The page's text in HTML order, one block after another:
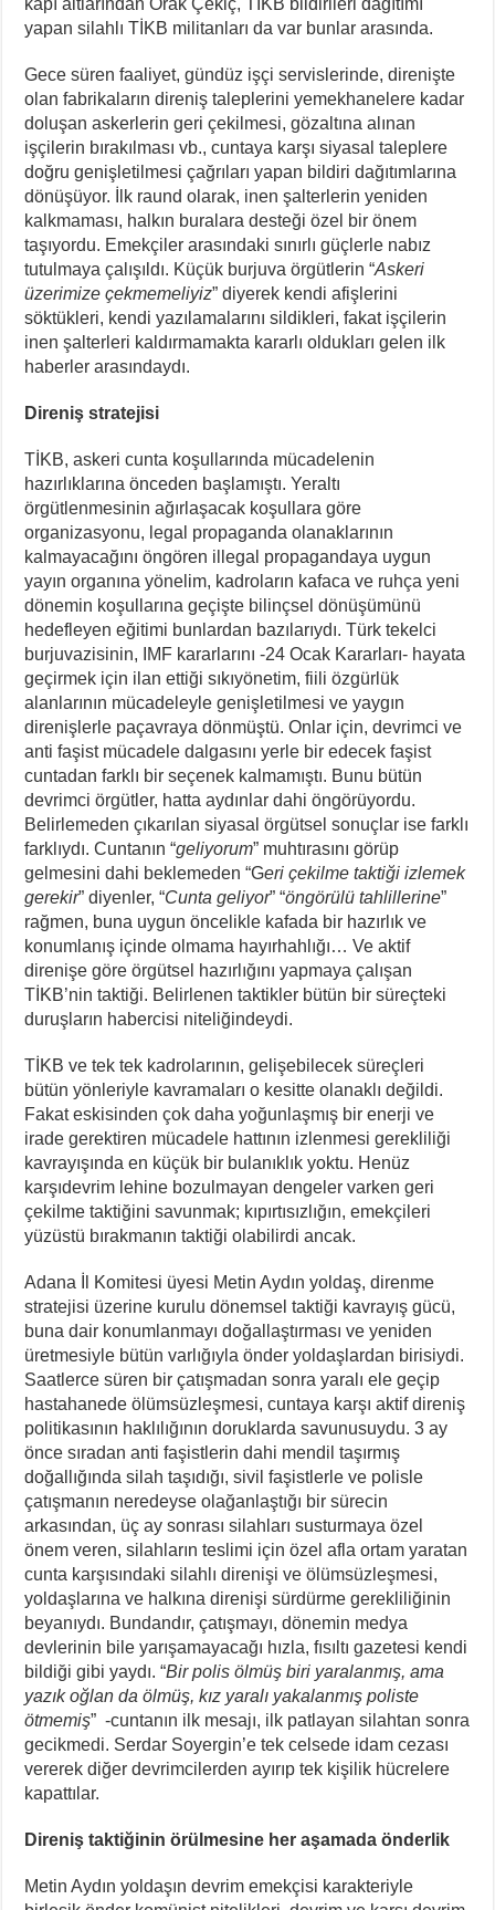
kapı altlarından Orak Çekiç, TİKB bildirileri dağıtımı
yapan silahlı TİKB militanları da var bunlar arasında.
Gece süren faaliyet, gündüz işçi servislerinde, direnişte
olan fabrikaların direniş taleplerini yemekhanelere kadar
doluşan askerlerin geri çekilmesi, gözaltına alınan
işçilerin bırakılması vb., cuntaya karşı siyasal taleplere
doğru genişletilmesi çağrıları yapan bildiri dağıtımlarına
dönüşüyor. İlk raund olarak, inen şalterlerin yeniden
kalkmaması, halkın buralara desteği özel bir önem
taşıyordu. Emekçiler arasındaki sınırlı güçlerle nabız
tutulmaya çalışıldı. Küçük burjuva örgütlerin “Askeri
üzerimize çekmemeliyiz” diyerek kendi afişlerini
söktükleri, kendi yazılamalarını sildikleri, fakat işçilerin
inen şalterleri kaldırmamakta kararlı oldukları gelen ilk
haberler arasındaydı.
Direniş stratejisi
TİKB, askeri cunta koşullarında mücadelenin
hazırlıklarına önceden başlamıştı. Yeraltı
örgütlenmesinin ağırlaşacak koşullara göre
organizasyonu, legal propaganda olanaklarının
kalmayacağını öngören illegal propagandaya uygun
yayın organına yönelim, kadroların kafaca ve ruhça yeni
dönemin koşullarına geçişte bilinçsel dönüşümünü
hedefleyen eğitimi bunlardan bazılarıydı. Türk tekelci
burjuvazisinin, IMF kararlarını -24 Ocak Kararları- hayata
geçirmek için ilan ettiği sıkıyönetim, fiili özgürlük
alanlarının mücadeleyle genişletilmesi ve yaygın
direnişlerle paçavraya dönmüştü. Onlar için, devrimci ve
anti faşist mücadele dalgasını yerle bir edecek faşist
cuntadan farklı bir seçenek kalmamıştı. Bunu bütün
devrimci örgütler, hatta aydınlar dahi öngörüyordu.
Belirlemeden çıkarılan siyasal örgütsel sonuçlar ise farklı
farklıydı. Cuntanın “geliyorum” muhtırasını görüp
gelmesini dahi beklemeden “Geri çekilme taktiği izlemek
gerekir” diyenler, “Cunta geliyor” “öngörülü tahlillerine”
rağmen, buna uygun öncelikle kafada bir hazırlık ve
konumlanış içinde olmama hayırhahlığı… Ve aktif
direnişe göre örgütsel hazırlığını yapmaya çalışan
TİKB’nin taktiği. Belirlenen taktikler bütün bir süreçteki
duruşların habercisi niteliğindeydi.
TİKB ve tek tek kadrolarının, gelişebilecek süreçleri
bütün yönleriyle kavramaları o kesitte olanaklı değildi.
Fakat eskisinden çok daha yoğunlaşmış bir enerji ve
irade gerektiren mücadele hattının izlenmesi gerekliliği
kavrayışında en küçük bir bulanıklık yoktu. Henüz
karşıdevrim lehine bozulmayan dengeler varken geri
çekilme taktiğini savunmak; kıpırtısızlığın, emekçileri
yüzüstü bırakmanın taktiği olabilirdi ancak.
Adana İl Komitesi üyesi Metin Aydın yoldaş, direnme
stratejisi üzerine kurulu dönemsel taktiği kavrayış gücü,
buna dair konumlanmayı doğallaştırması ve yeniden
üretmesiyle bütün varlığıyla önder yoldaşlardan birisiydi.
Saatlerce süren bir çatışmadan sonra yaralı ele geçip
hastahanede ölümsüzleşmesi, cuntaya karşı aktif direniş
politikasının haklılığının doruklarda savunusuydu. 3 ay
önce sıradan anti faşistlerin dahi mendil taşırmış
doğallığında silah taşıdığı, sivil faşistlerle ve polisle
çatışmanın neredeyse olağanlaştığı bir sürecin
arkasından, üç ay sonrası silahları susturmaya özel
önem veren, silahların teslimi için özel afla ortam yaratan
cunta karşısındaki silahlı direnişi ve ölümsüzleşmesi,
yoldaşlarına ve halkına direnişi sürdürme gerekliliğinin
beyanıydı. Bundandır, çatışmayı, dönemin medya
devlerinin bile yarışamayacağı hızla, fısıltı gazetesi kendi
bildiği gibi yaydı. “Bir polis ölmüş biri yaralanmış, ama
yazık oğlan da ölmüş, kız yaralı yakalanmış poliste
ötmemiş” -cuntanın ilk mesajı, ilk patlayan silahtan sonra
gecikmedi. Serdar Soyergin’e tek celsede idam cezası
vererek diğer devrimcilerden ayırıp tek kişilik hücrelere
kapattılar.
Direniş taktiğinin örülmesine her aşamada önderlik
Metin Aydın yoldaşın devrim emekçisi karakteriyle